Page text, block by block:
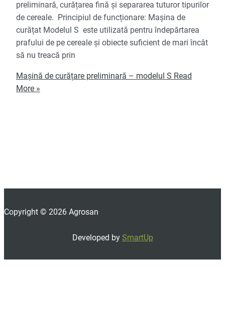
preliminară, curățarea fină și separarea tuturor tipurilor
de cereale. Principiul de funcționare: Mașina de
curățat Modelul S este utilizată pentru îndepărtarea
prafului de pe cereale și obiecte suficient de mari încât
să nu treacă prin
Mașină de curățare preliminară – modelul S Read
More »
Copyright © 2026 Agrosan
Developed by SmartUp